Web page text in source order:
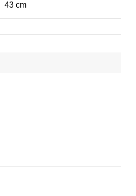
43 cm